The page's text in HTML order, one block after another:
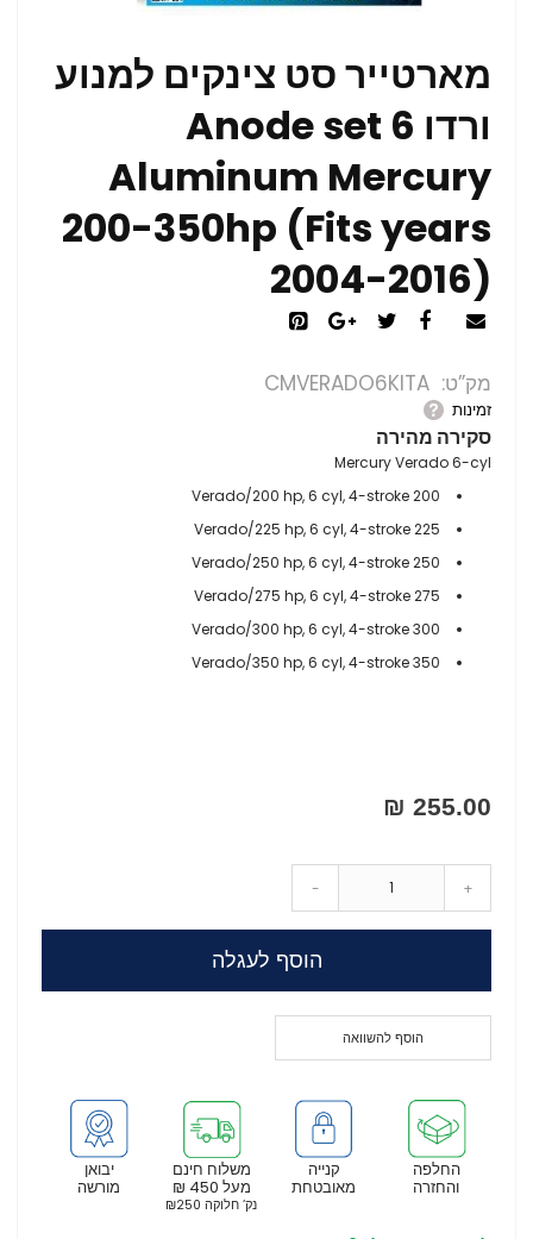
מארטייר סט צינקים למנוע
ורדו 6 Anode set
Aluminum Mercury
200-350hp (Fits years
2004-2016)
מק”ט CMVERADO6KITA
זמינות
סקירה מהירה
Mercury Verado 6-cyl
255.00 ₪
- +
הוסף לעגלה
הוסף להשוואה
יבואן
מורשה
משלוח חינם
מעל 450 ₪
נק’ חלוקה ₪250
קנייה
מאובטחת
החלפה
והחזרה